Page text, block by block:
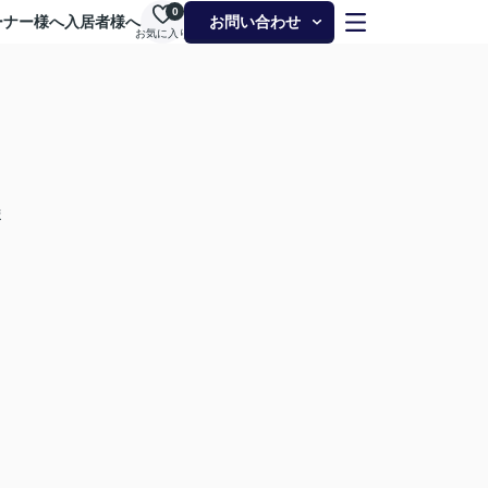
ナー様へ入居者様へ
お気に入り
0
お問い合わせ